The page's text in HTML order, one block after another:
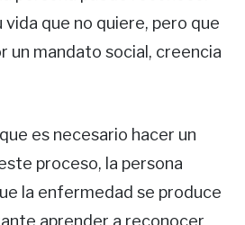
vida que no quiere, pero que
un mandato social, creencia
es necesario hacer un
proceso, la persona
la enfermedad se produce
aprender a reconocer